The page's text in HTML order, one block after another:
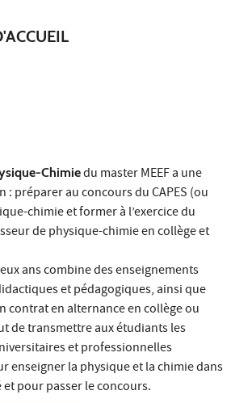
Chimiedu master MEEF a une
préparer au concours du CAPES (ou
chimie et former à l’exercice du
de physique-chimie en collège et
ans combine des enseignements
et pédagogiques, ainsi que
contrat en alternance en collège ou
de transmettre aux étudiants les
et professionnelles
enseigner la physique et la chimie dans
et pour passer le concours.